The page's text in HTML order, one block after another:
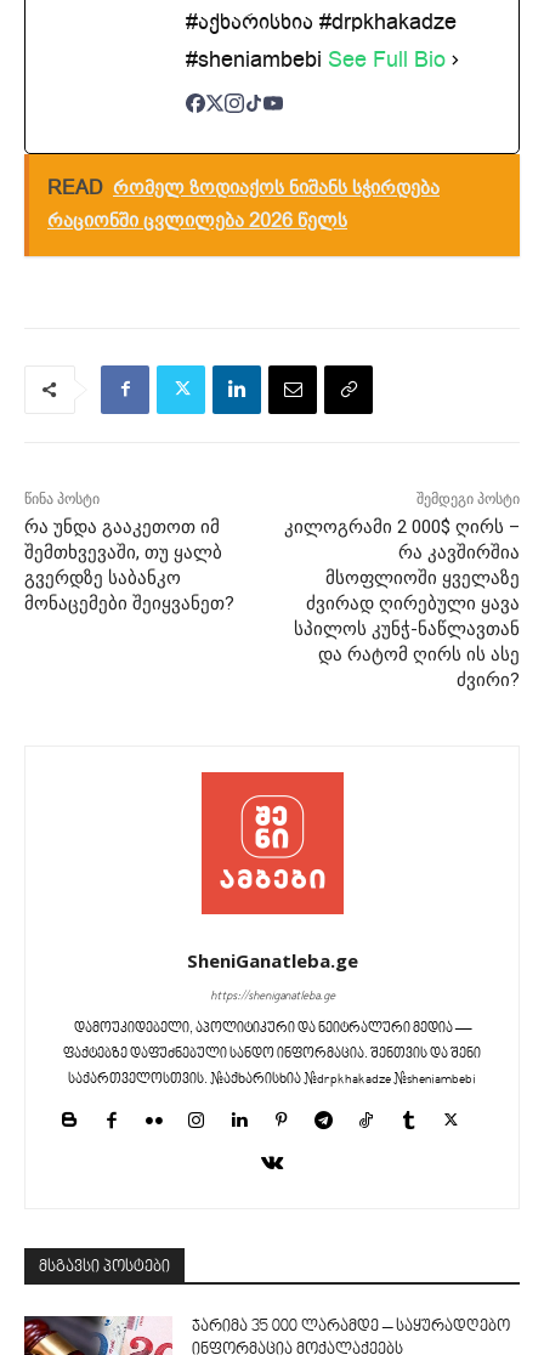
#აქხარისხია #drpkhakadze
#sheniambebi See Full Bio
READ რომელ ზოდიაქოს ნიშანს სჭირდება
რაციონში ცვლილება 2026 წელს
წინა პოსტი
რა უნდა გააკეთოთ იმ
შემთხვევაში, თუ ყალბ
გვერდზე საბანკო
მონაცემები შეიყვანეთ?
შემდეგი პოსტი
კილოგრამი 2 000$ ღირს –
რა კავშირშია
მსოფლიოში ყველაზე
ძვირად ღირებული ყავა
სპილოს კუნჭ-ნაწლავთან
და რატომ ღირს ის ასე
ძვირი?
SheniGanatleba.ge
https://sheniganatleba.ge
დამოუკიდებელი, აპოლიტიკური და ნეიტრალური მედია —
ფაქტებზე დაფუძნებული სანდო ინფორმაცია. შენთვის და შენი
საქართველოსთვის. #აქხარისხია #drpkhakadze #sheniambebi
მსგავსი პოსტები
ჯარიმა 35 000 ლარამდე – საყურადღებო
ინფორმაცია მოქალაქეებს